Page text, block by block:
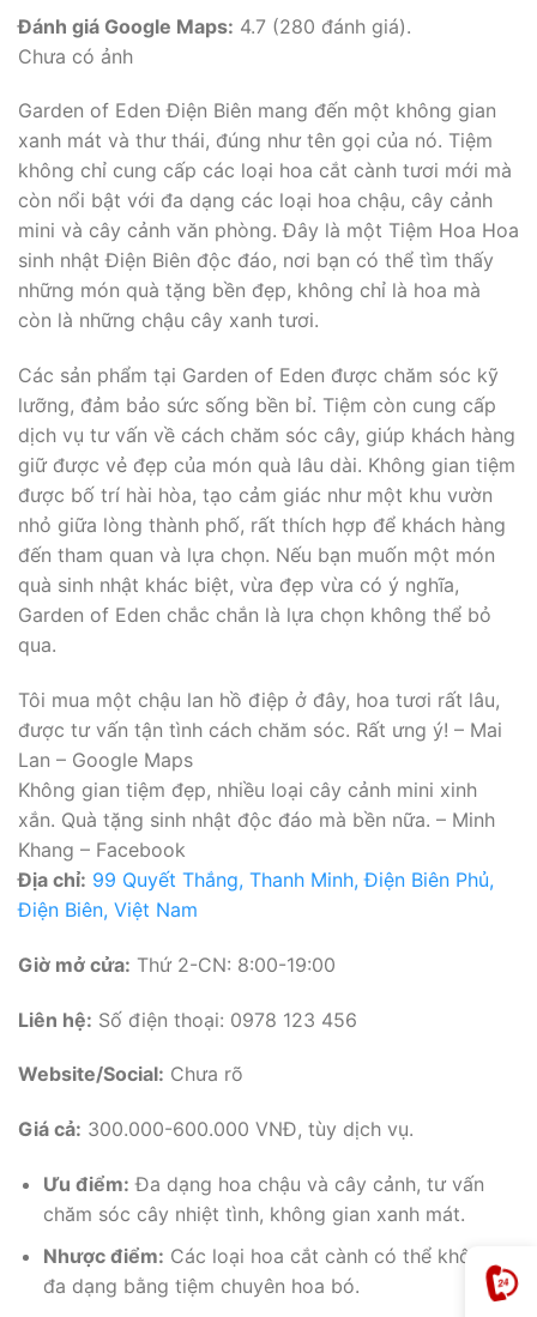
Đánh giá Google Maps: 4.7 (280 đánh giá).
Chưa có ảnh
Garden of Eden Điện Biên mang đến một không gian
xanh mát và thư thái, đúng như tên gọi của nó. Tiệm
không chỉ cung cấp các loại hoa cắt cành tươi mới mà
còn nổi bật với đa dạng các loại hoa chậu, cây cảnh
mini và cây cảnh văn phòng. Đây là một Tiệm Hoa Hoa
sinh nhật Điện Biên độc đáo, nơi bạn có thể tìm thấy
những món quà tặng bền đẹp, không chỉ là hoa mà
còn là những chậu cây xanh tươi.
Các sản phẩm tại Garden of Eden được chăm sóc kỹ
lưỡng, đảm bảo sức sống bền bỉ. Tiệm còn cung cấp
dịch vụ tư vấn về cách chăm sóc cây, giúp khách hàng
giữ được vẻ đẹp của món quà lâu dài. Không gian tiệm
được bố trí hài hòa, tạo cảm giác như một khu vườn
nhỏ giữa lòng thành phố, rất thích hợp để khách hàng
đến tham quan và lựa chọn. Nếu bạn muốn một món
quà sinh nhật khác biệt, vừa đẹp vừa có ý nghĩa,
Garden of Eden chắc chắn là lựa chọn không thể bỏ
qua.
Tôi mua một chậu lan hồ điệp ở đây, hoa tươi rất lâu,
được tư vấn tận tình cách chăm sóc. Rất ưng ý! – Mai
Lan – Google Maps
Không gian tiệm đẹp, nhiều loại cây cảnh mini xinh
xắn. Quà tặng sinh nhật độc đáo mà bền nữa. – Minh
Khang – Facebook
Địa chỉ: 99 Quyết Thắng, Thanh Minh, Điện Biên Phủ,
Điện Biên, Việt Nam
Giờ mở cửa: Thứ 2-CN: 8:00-19:00
Liên hệ: Số điện thoại: 0978 123 456
Website/Social: Chưa rõ
Giá cả: 300.000-600.000 VNĐ, tùy dịch vụ.
Ưu điểm: Đa dạng hoa chậu và cây cảnh, tư vấn
chăm sóc cây nhiệt tình, không gian xanh mát.
Nhược điểm: Các loại hoa cắt cành có thể không
đa dạng bằng tiệm chuyên hoa bó.